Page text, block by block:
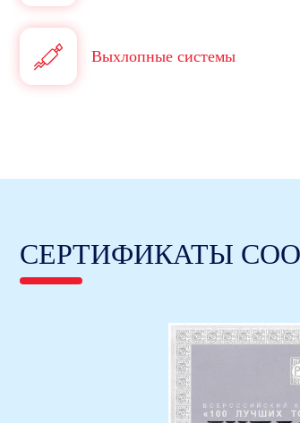
Выхлопные системы
СЕРТИФИКАТЫ